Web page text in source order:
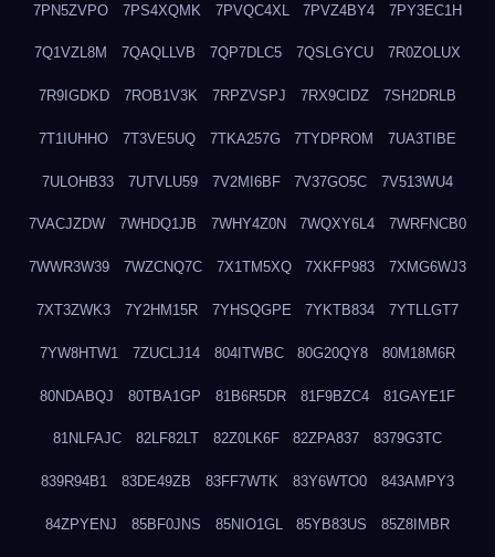
7PN5ZVPO 7PS4XQMK 7PVQC4XL 7PVZ4BY4 7PY3EC1H
7Q1VZL8M 7QAQLLVB 7QP7DLC5 7QSLGYCU 7R0ZOLUX
7R9IGDKD 7ROB1V3K 7RPZVSPJ 7RX9CIDZ 7SH2DRLB
7T1IUHHO 7T3VE5UQ 7TKA257G 7TYDPROM 7UA3TIBE
7ULOHB33 7UTVLU59 7V2MI6BF 7V37GO5C 7V513WU4
7VACJZDW 7WHDQ1JB 7WHY4Z0N 7WQXY6L4 7WRFNCB0
7WWR3W39 7WZCNQ7C 7X1TM5XQ 7XKFP983 7XMG6WJ3
7XT3ZWK3 7Y2HM15R 7YHSQGPE 7YKTB834 7YTLLGT7
7YW8HTW1 7ZUCLJ14 804ITWBC 80G20QY8 80M18M6R
80NDABQJ 80TBA1GP 81B6R5DR 81F9BZC4 81GAYE1F
81NLFAJC 82LF82LT 82Z0LK6F 82ZPA837 8379G3TC
839R94B1 83DE49ZB 83FF7WTK 83Y6WTO0 843AMPY3
84ZPYENJ 85BF0JNS 85NIO1GL 85YB83US 85Z8IMBR